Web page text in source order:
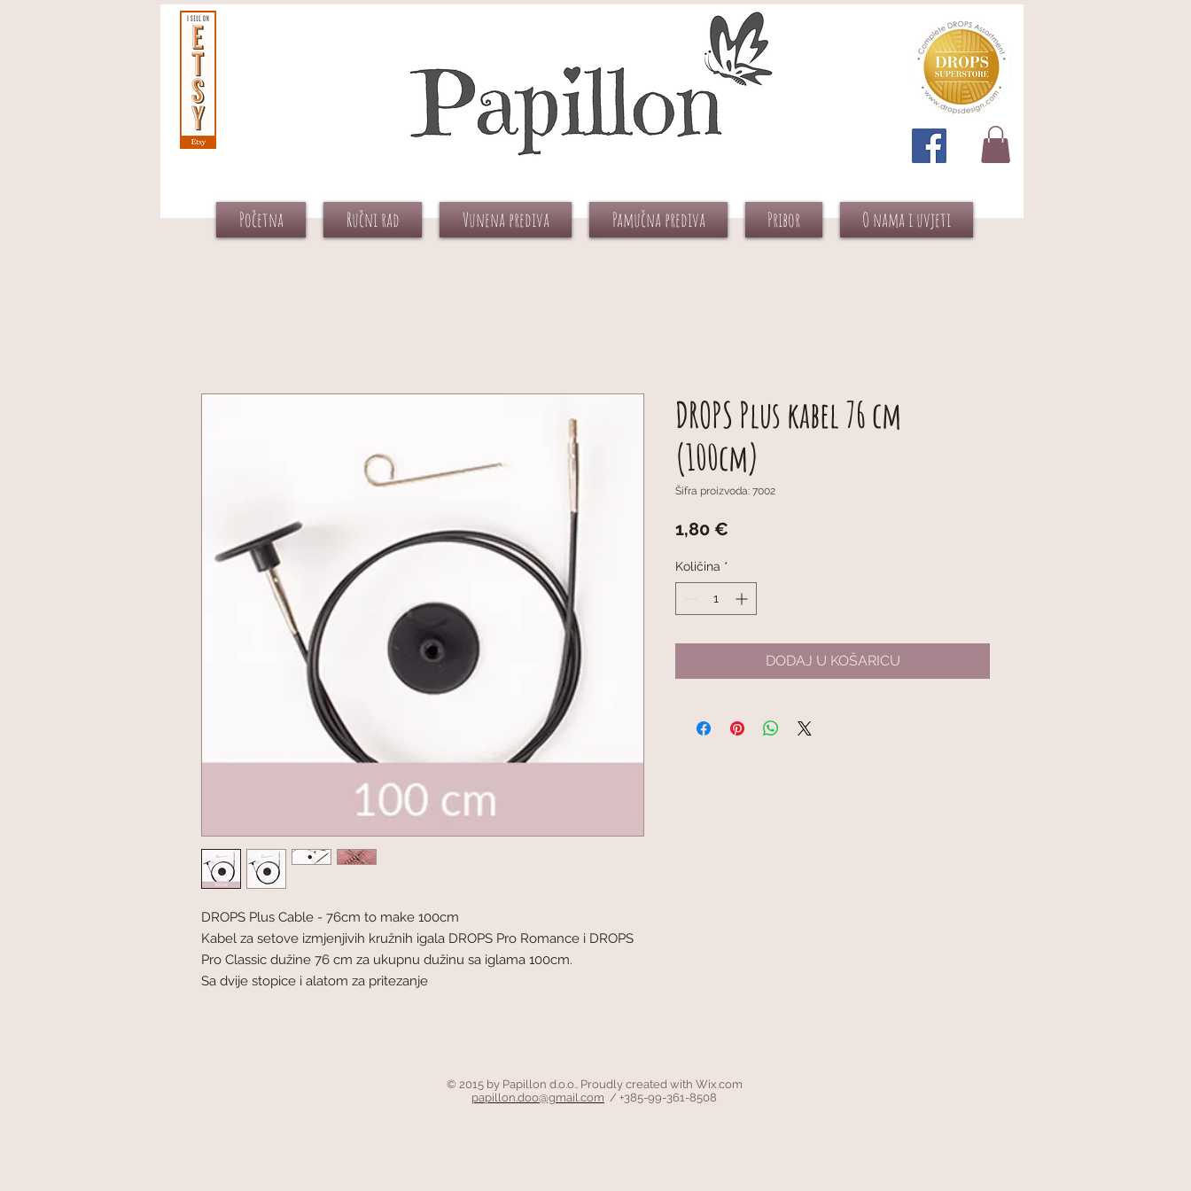
Početna Ručni rad Vunena prediva Pamučna prediva Pribor O nama i uvjeti
DROPS Plus Cable - 76cm to make 100cm
Kabel za setove izmjenjivih kružnih igala DROPS Pro Romance i DROPS
Pro Classic dužine 76 cm za ukupnu dužinu sa iglama 100cm.
Sa dvije stopice i alatom za pritezanje
DROPS Plus kabel 76 cm
(100cm)
Šifra proizvoda: 7002
1,80 €
Količina *
DODAJ U KOŠARICU
© 2015 by Papillon d.o.o.. Proudly created with Wix.com
papillon.doo@gmail.com / +385-99-361-8508